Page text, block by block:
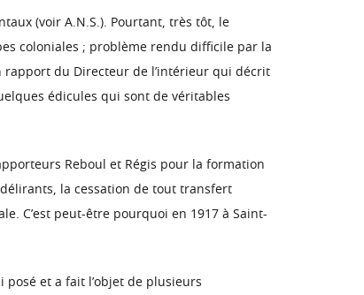
(voir A.N.S.). Pourtant, très tôt, le
coloniales ; problème rendu difficile par la
rapport du Directeur de l’intérieur qui décrit
édicules qui sont de véritables
Reboul et Régis pour la formation
la cessation de tout transfert
C’est peut-être pourquoi en 1917 à Saint-
posé et a fait l’objet de plusieurs